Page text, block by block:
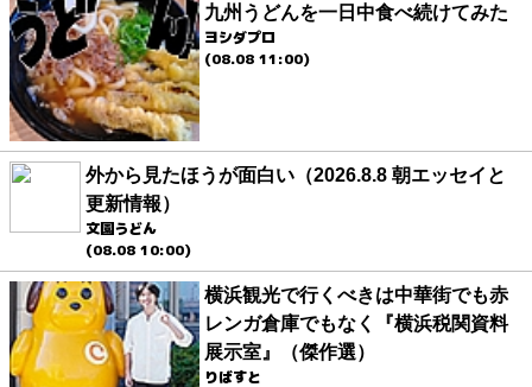
九州うどんを一日中食べ続けてみた
ヨシダプロ
(08.08 11:00)
外から見たほうが面白い（2026.8.8 朝エッセイと
更新情報）
文園うどん
(08.08 10:00)
横浜観光で行くべきは中華街でも赤
レンガ倉庫でもなく『横浜税関資料
展示室』（傑作選）
りばすと